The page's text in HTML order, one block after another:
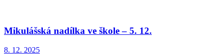
Mikulášská nadílka ve škole – 5. 12.
8. 12. 2025